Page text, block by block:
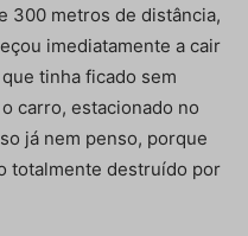
300 metros de distância,
imediatamente a cair
tinha ficado sem
carro, estacionado no
já nem penso, porque
totalmente destruído por